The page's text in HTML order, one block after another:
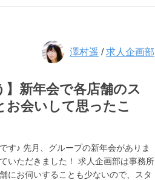
澤村遥 /求人企画部
】新年会で各店舗のス
お会いして思ったこ
す♪ 先月、グループの新年会がありま
いただきました！ 求人企画部は事務所
にお伺いすることも少ないので、スタ